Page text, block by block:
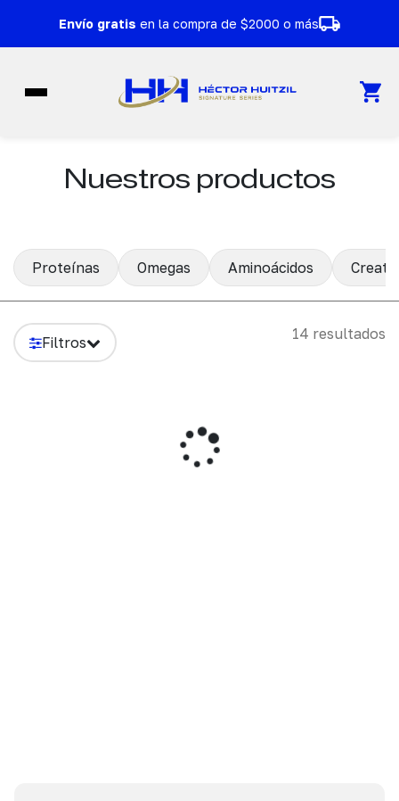
Envío gratis en la compra de $2000 o más
Nuestros productos
Proteínas Omegas Aminoácidos
Filtros 14 resultados